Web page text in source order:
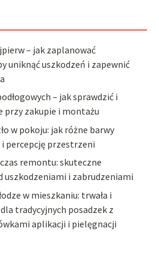
– jak zaplanować
uniknąć uszkodzeń i zapewnić
– jak sprawdzić i
przy zakupie i montażu
w pokoju: jak różne barwy
percepcję przestrzeni
remontu: skuteczne
uszkodzeniami i zabrudzeniami
w mieszkaniu: trwała i
tradycyjnych posadzek z
aplikacji i pielęgnacji